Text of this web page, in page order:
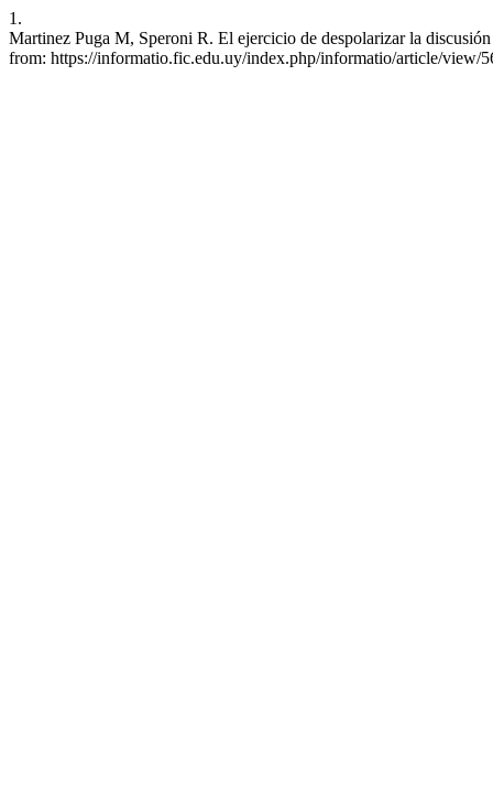
1.
Martinez Puga M, Speroni R. El ejercicio de despolarizar la
from: https://informatio.fic.edu.uy/index.php/informatio/article/view/